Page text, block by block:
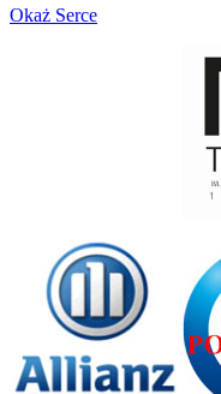
Okaż Serce